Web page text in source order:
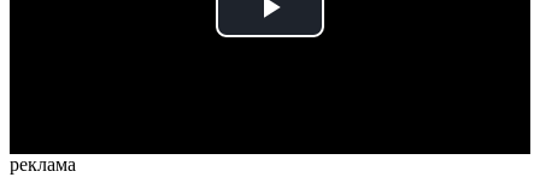
Play
реклама